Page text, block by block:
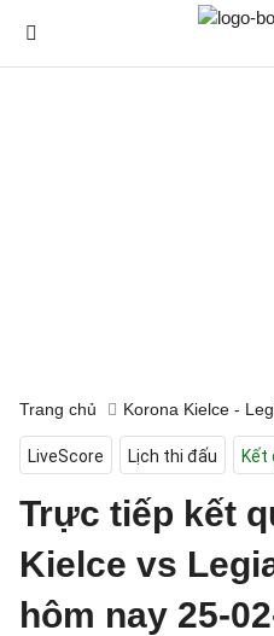
Trang chủ Korona Kielce -
LiveScore Lịch thi đấu Kết
Trực tiếp kết
Kielce vs
hôm nay 25-